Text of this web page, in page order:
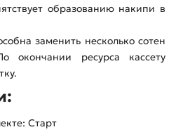
образованию накипи в
заменить несколько сотен
окончании ресурса кассету
Старт